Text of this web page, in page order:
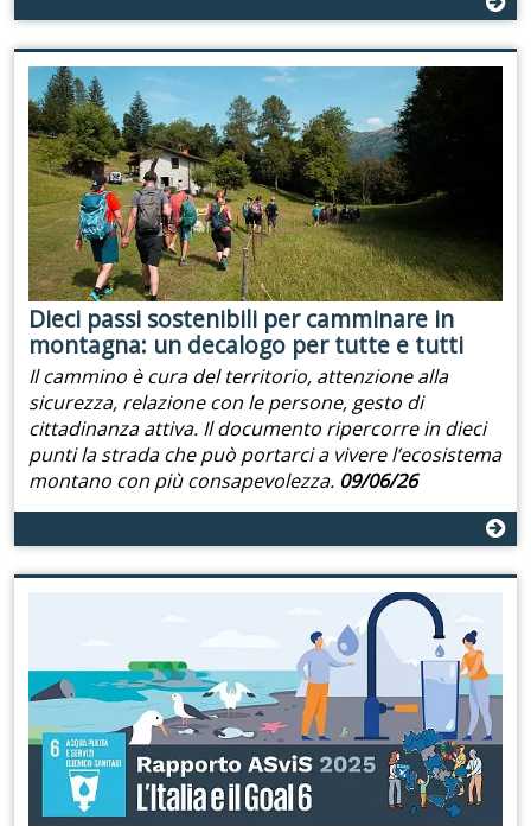
Dieci passi sostenibili per camminare in
montagna: un decalogo per tutte e tutti
Il cammino è cura del territorio, attenzione alla
sicurezza, relazione con le persone, gesto di
cittadinanza attiva. Il documento ripercorre in dieci
punti la strada che può portarci a vivere l’ecosistema
montano con più consapevolezza. 09/06/26